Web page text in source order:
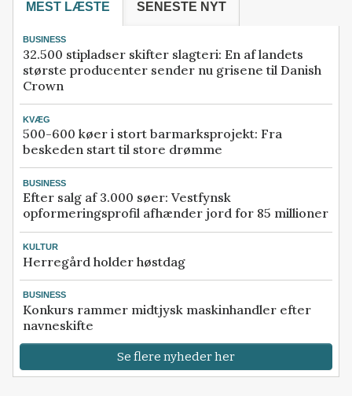
MEST LÆSTE SENESTE NYT
BUSINESS
32.500 stipladser skifter slagteri: En af landets
største producenter sender nu grisene til Danish
Crown
KVÆG
500-600 køer i stort barmarksprojekt: Fra
beskeden start til store drømme
BUSINESS
Efter salg af 3.000 søer: Vestfynsk
opformeringsprofil afhænder jord for 85 millioner
KULTUR
Herregård holder høstdag
BUSINESS
Konkurs rammer midtjysk maskinhandler efter
navneskifte
Se flere nyheder her